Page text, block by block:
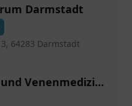
Darmstadt
64283 Darmstadt
Venenmedizin
Ulrich W. Ertelt